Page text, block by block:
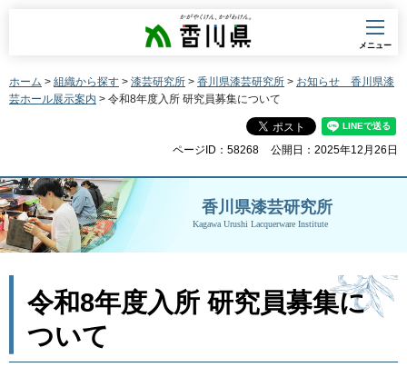
香川県
メニュー
ホーム > 組織から探す > 漆芸研究所 > 香川県漆芸研究所 > お知らせ 香川県漆
芸ホール展示案内 > 令和8年度入所 研究員募集について
ページID：58268 公開日：2025年12月26日
香川県漆芸研究所
Kagawa Urushi Lacquerware Institute
令和8年度入所 研究員募集に
ついて